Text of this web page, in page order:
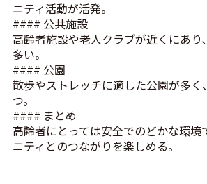
ニティ活動が活発。
#### 公共施設
高齢者施設や老人クラブが近くにあり
多い。
#### 公園
散歩やストレッチに適した公園が多く
つ。
#### まとめ
高齢者にとっては安全でのどかな環境
ニティとのつながりを楽しめる。